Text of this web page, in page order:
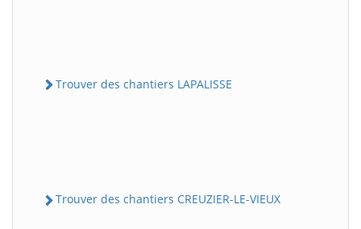
Trouver des chantiers LAPALISSE
Trouver des chantiers CREUZIER-LE-VIEUX